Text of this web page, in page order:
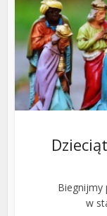
Biegnijmy
w